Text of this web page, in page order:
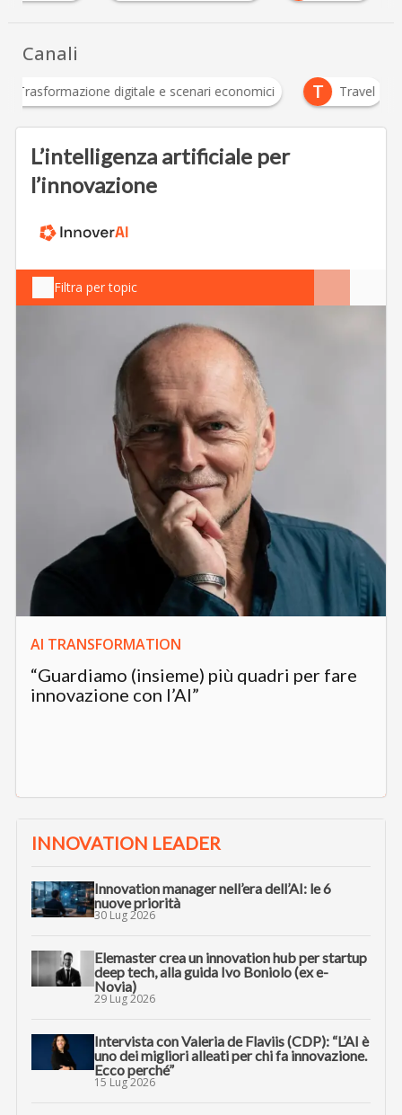
Canali
Trasformazione digitale e scenari economici T Travel
L’intelligenza artificiale per
l’innovazione
Filtra per topic
AI TRANSFORMATION
“Guardiamo (insieme) più quadri per fare
innovazione con l’AI”
INNOVATION LEADER
Innovation manager nell’era dell’AI: le 6
nuove priorità
30 Lug 2026
Elemaster crea un innovation hub per startup
deep tech, alla guida Ivo Boniolo (ex e-
Novia)
29 Lug 2026
Intervista con Valeria de Flaviis (CDP): “L’AI è
uno dei migliori alleati per chi fa innovazione.
Ecco perché”
15 Lug 2026